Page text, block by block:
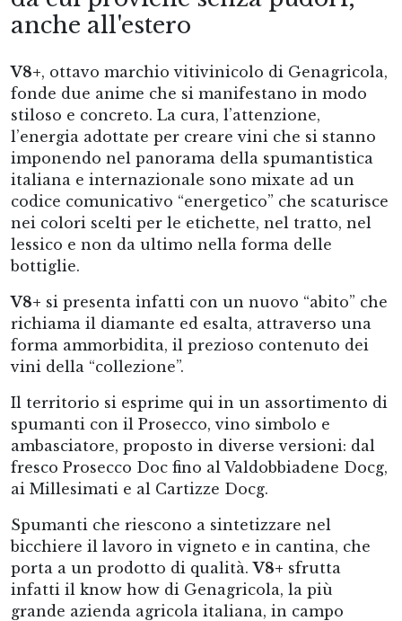
anche all'estero
V8+, ottavo marchio vitivinicolo di Genagricola,
fonde due anime che si manifestano in modo
stiloso e concreto. La cura, l’attenzione,
l’energia adottate per creare vini che si stanno
imponendo nel panorama della spumantistica
italiana e internazionale sono mixate ad un
codice comunicativo “energetico” che scaturisce
nei colori scelti per le etichette, nel tratto, nel
lessico e non da ultimo nella forma delle
bottiglie.
V8+ si presenta infatti con un nuovo “abito” che
richiama il diamante ed esalta, attraverso una
forma ammorbidita, il prezioso contenuto dei
vini della “collezione”.
Il territorio si esprime qui in un assortimento di
spumanti con il Prosecco, vino simbolo e
ambasciatore, proposto in diverse versioni: dal
fresco Prosecco Doc fino al Valdobbiadene Docg,
ai Millesimati e al Cartizze Docg.
Spumanti che riescono a sintetizzare nel
bicchiere il lavoro in vigneto e in cantina, che
porta a un prodotto di qualità.V8+ sfrutta
infatti il know how di Genagricola, la più
grande azienda agricola italiana, in campo